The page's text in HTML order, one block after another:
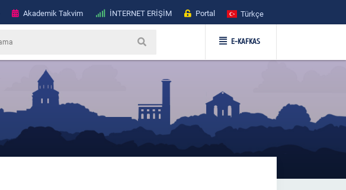
Akademik Takvim İNTERNET ERİŞİM Portal Türkçe
E-KAFKAS